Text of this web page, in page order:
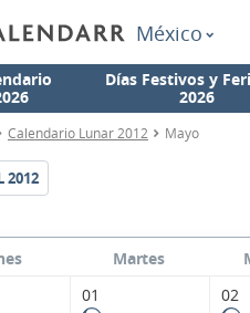
México
Días Festivos y
2026
Calendario Lunar 2012 Mayo
2012
Martes
01 02